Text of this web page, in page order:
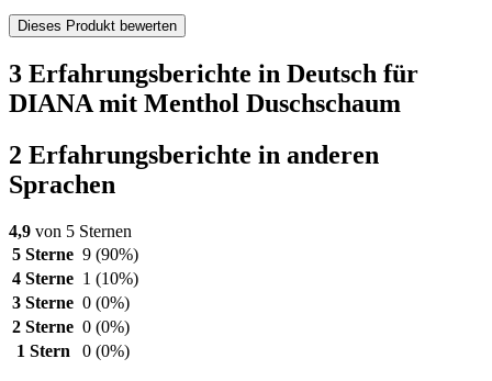
Dieses Produkt bewerten
3 Erfahrungsberichte in Deutsch für
DIANA mit Menthol Duschschaum
2 Erfahrungsberichte in anderen
Sprachen
4,9 von 5 Sternen
5 Sterne 9 (90%)
4 Sterne 1 (10%)
3 Sterne 0 (0%)
2 Sterne 0 (0%)
1 Stern
0 (0%)